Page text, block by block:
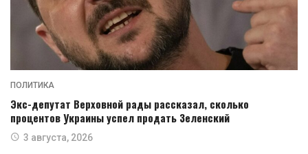
ПОЛИТИКА
Экс-депутат Верховной рады рассказал, сколько
процентов Украины успел продать Зеленский
3 августа, 2026